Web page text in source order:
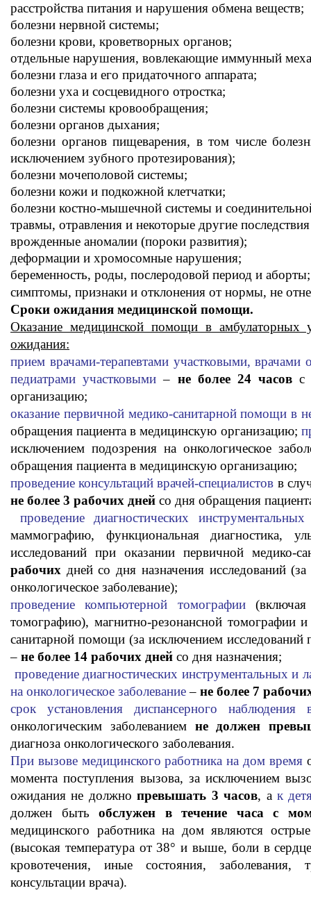
расстройства питания и нарушения обмена веществ;
болезни нервной системы;
болезни крови, кроветворных органов;
отдельные нарушения, вовлекающие иммунный
болезни глаза и его придаточного аппарата;
болезни уха и сосцевидного отростка;
болезни системы кровообращения;
болезни органов дыхания;
болезни органов пищеварения, в том числе
исключением зубного протезирования);
болезни мочеполовой системы;
болезни кожи и подкожной клетчатки;
болезни костно-мышечной системы и
травмы, отравления и некоторые другие
врожденные аномалии (пороки развития);
деформации и хромосомные нарушения;
беременность, роды, послеродовой период и
симптомы, признаки и отклонения от нормы, не
Сроки ожидания медицинской помощи.
Оказание медицинской помощи в амбулаторных
ожидания:
прием врачами-терапевтами участковыми,
педиатрами участковыми– не более 24 часов с
организацию;
оказание первичной медико-санитарной помощи в
обращения пациента в медицинскую организацию;
исключением подозрения на онкологическое
обращения пациента в медицинскую организацию;
проведение консультаций врачей-специалистов в
не более 3 рабочих дней со дня обращения
проведение диагностических инструментальных
маммографию, функциональная диагностика,
исследований при оказании первичной
рабочих дней со дня назначения исследований
онкологическое заболевание);
проведение компьютерной томографии(включая
томографию), магнитно-резонансной томографии
санитарной помощи (за исключением исследований
– не более 14 рабочих дней со дня назначения;
проведение диагностических инструментальных и
на онкологическое заболевание– не более 7
срок установления диспансерного наблюдения
онкологическим заболеванием не должен
диагноза онкологического заболевания.
При вызове медицинского работника на дом время
момента поступления вызова, за исключением
ожидания не должнопревышать 3 часов, а к
должен бытьобслужен в течение часа с
медицинского работника на дом являются
(высокая температура от 38° и выше, боли в
кровотечения, иные состояния,
консультации врача).